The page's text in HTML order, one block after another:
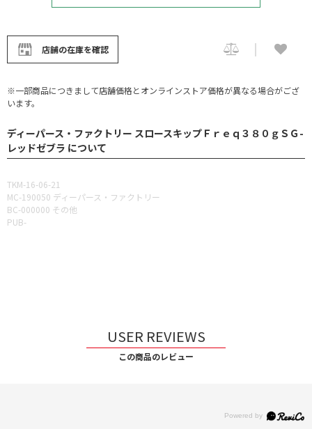
店舗の在庫を確認
※一部商品につきまして店舗価格とオンラインストア価格が異なる場合がござ
います。
ディーパース・ファクトリー スロースキップＦｒｅｑ３８０ｇＳＧ-
レッドゼブラ について
TKM-16-06-21
MC-190050 ディーパース・ファクトリー
BC-000000 その他
PUB-
USER REVIEWS
この商品のレビュー